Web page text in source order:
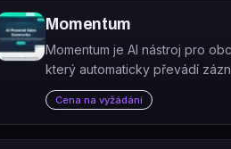
Momentum
Momentum je AI nástroj pro
který automaticky převádí
na strukturovaná data v
ve Slacku.
Cena na vyžádání